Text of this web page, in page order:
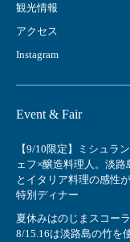
観光情報
アクセス
Instagram
Event & Fair
【9/10限定】ミシュラ
ェフ×醸造料理人。淡路
とイタリア料理の感性
特別ディナー
夏休みはのじまスコー
8/15.16は淡路島の竹を